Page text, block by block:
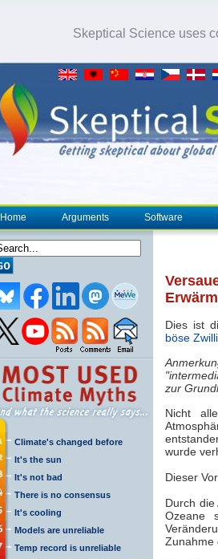
Skeptical Science uses
Home Arguments Software
Climate's changed before
It's the sun
It's not bad
There is no consensus
It's cooling
Models are unreliable
Temp record is unreliable
Dies ist
böse
zur
Nicht
wurde
Dieser
Durch die
Ozeane
Zunahme